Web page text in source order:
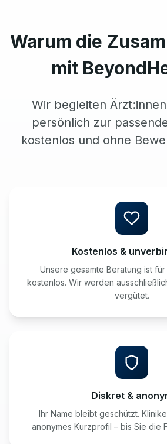
Warum die
mit
Wir begleiten
persönlich zur
kostenlos und ohne
Kostenlos &
Unsere gesamte Beratung ist
kostenlos. Wir werden
vergütet.
Diskret &
Ihr Name bleibt geschützt.
anonymes Kurzprofil – bis Sie die